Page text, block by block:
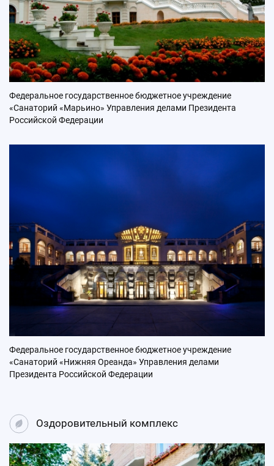
Федеральное государственное бюджетное учреждение
«Санаторий «Марьино» Управления делами Президента
Российской Федерации
Федеральное государственное бюджетное учреждение
«Санаторий «Нижняя Ореанда» Управления делами
Президента Российской Федерации
Оздоровительный комплекс